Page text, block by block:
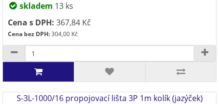
skladem 13 ks
Cena s DPH: 367,84 Kč
Cena bez DPH:304,00 Kč
S-3L-1000/16 propojovací lišta 3P 1m kolík (jazýček)